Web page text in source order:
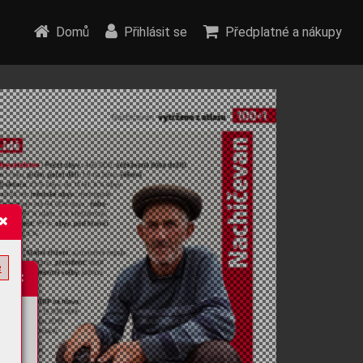
Domů Přihlásit se Předplatné a nákupy